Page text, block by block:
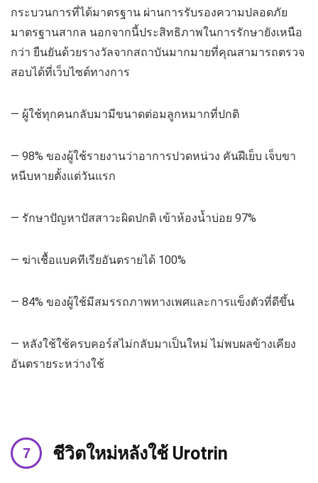
กระบวนการที่ได้มาตรฐาน ผ่านการรับรองความปลอดภัย
มาตรฐานสากล นอกจากนี้ประสิทธิภาพในการรักษายังเหนือ
กว่า ยืนยันด้วยรางวัลจากสถาบันมากมายที่คุณสามารถตรวจ
สอบได้ที่เว็บไซต์ทางการ
— ผู้ใช้ทุกคนกลับมามีขนาดต่อมลูกหมากที่ปกติ
— 98% ของผู้ใช้รายงานว่าอาการปวดหน่วง คันฝีเย็บ เจ็บขา
หนีบหายตั้งแต่วันแรก
— รักษาปัญหาปัสสาวะผิดปกติ เข้าห้องน้ำบ่อย 97%
— ฆ่าเชื้อแบคทีเรียอันตรายได้ 100%
— 84% ของผู้ใช้มีสมรรถภาพทางเพศและการแข็งตัวที่ดีขึ้น
— หลังใช้ใช้ครบคอร์สไม่กลับมาเป็นใหม่ ไม่พบผลข้างเคียง
อันตรายระหว่างใช้
ชีวิตใหม่หลังใช้ Urotrin